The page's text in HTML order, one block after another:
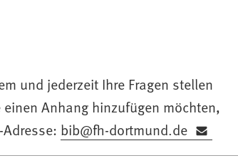
und jederzeit Ihre Fragen stellen
Anhang hinzufügen möchten,
bib fh-dortmund de